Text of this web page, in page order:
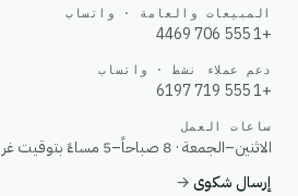
المبيعات والعامة · واتساب
+1 555 706 4469
دعم عملاء نشط · واتساب
+1 555 719 6197
ساعات العمل
الاثنين–الجمعة · 8 صباحاً–5 مساءً بتوقيت غرينتش+1
إرسال شكوى→